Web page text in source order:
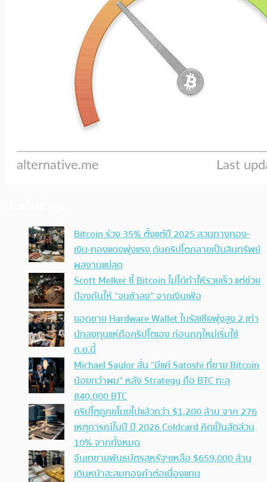
Bitcoin ร่วง 35% ตั้งแต่ปี 2025 สวนทางทอง-
เงิน-ทองแดงพุ่งแรง ดันคริปโตกลายเป็นสินทรัพย์
ผลงานแย่สุด
Scott Melker ชี้ Bitcoin ไม่ได้ทำให้รวยเร็ว แต่ช่วย
ป้องกันให้ “จนช้าลง” จากเงินเฟ้อ
ยอดขาย Hardware Wallet ในรัสเซียพุ่งสูง 2 เท่า
นักลงทุนแห่ถือคริปโตเอง ก่อนกฎใหม่เริ่มใช้
ก.ย.นี้
Michael Saylor ลั่น “มีแค่ Satoshi ที่ขาย Bitcoin
น้อยกว่าผม” หลัง Strategy ถือ BTC ทะลุ
840,000 BTC
คริปโตถูกขโมยไปแล้วกว่า $1,200 ล้าน จาก 276
เหตุการณ์ในปี ปี 2026 Coldcard คิดเป็นสัดส่วน
10% จากทั้งหมด
จีนเทขายพันธบัตรสหรัฐฯเหลือ $659,000 ล้าน
เดินหน้าสะสมทองคำต่อเนื่องแทน